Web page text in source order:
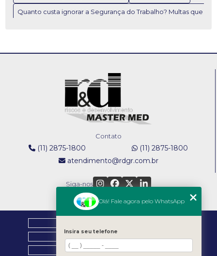
TREINAMENTO DE INCÊNDIO NAS EMPRESAS: O
PRECISA CONHECER
PARA SE PROTEGER
VOCÊ PRECISA SABER
SEGURANÇA EM MÁQUINAS
Quanto custa ignorar a Segurança do Trabalho? Multas que
Contato
(11) 2875-1800
(11) 2875-1800
atendimento@rdgr.com.br
Siga-nos
EMPRESA
NOSSOS SERVIÇOS
Olá! Fale agora pelo WhatsApp
Insira seu telefone